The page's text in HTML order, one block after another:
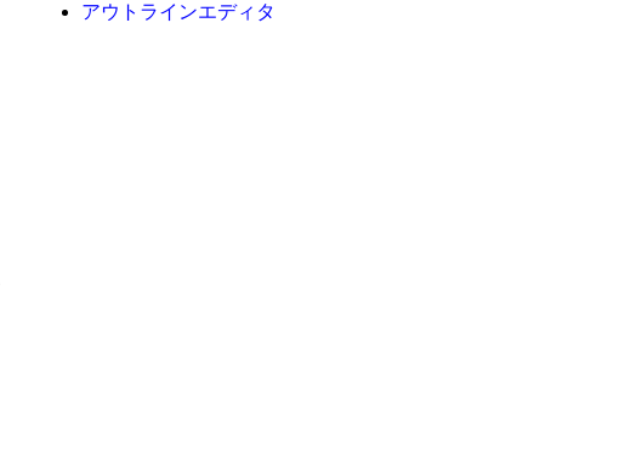
アウトラインエディタ